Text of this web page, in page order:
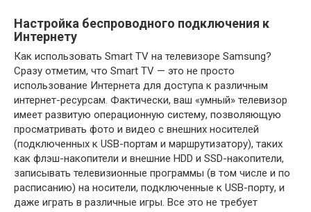
Настройка беспроводного подключения к
Интернету
Как использовать Smart TV на телевизоре Samsung?
Сразу отметим, что Smart TV — это не просто
использование Интернета для доступа к различным
интернет-ресурсам. Фактически, ваш «умный» телевизор
имеет развитую операционную систему, позволяющую
просматривать фото и видео с внешних носителей
(подключенных к USB-портам и маршрутизатору), таких
как флэш-накопители и внешние HDD и SSD-накопители,
записывать телевизионные программы (в том числе и по
расписанию) на носители, подключенные к USB-порту, и
даже играть в различные игры. Все это не требует